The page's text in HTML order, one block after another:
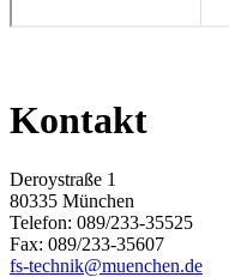
Kontakt
Deroystraße 1
80335 München
Telefon: 089/233-35525
Fax: 089/233-35607
fs-technik@muenchen.de